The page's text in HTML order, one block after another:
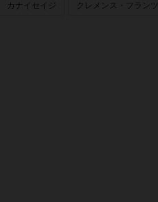
カナイセイジ クレメンス・フランツ